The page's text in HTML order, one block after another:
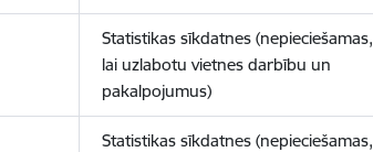
Statistikas sīkdatnes (nepieciešamas,
lai uzlabotu vietnes darbību un
pakalpojumus)
Statistikas sīkdatnes (nepieciešamas,